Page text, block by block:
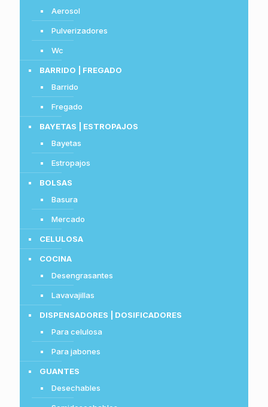
Aerosol
Pulverizadores
Wc
BARRIDO | FREGADO
Barrido
Fregado
BAYETAS | ESTROPAJOS
Bayetas
Estropajos
BOLSAS
Basura
Mercado
CELULOSA
COCINA
Desengrasantes
Lavavajillas
DISPENSADORES | DOSIFICADORES
Para celulosa
Para jabones
GUANTES
Desechables